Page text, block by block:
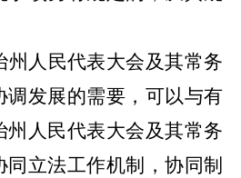
州人民代表大会及其常务
调发展的需要，可以与有
州人民代表大会及其常务
立法工作机制，协同制